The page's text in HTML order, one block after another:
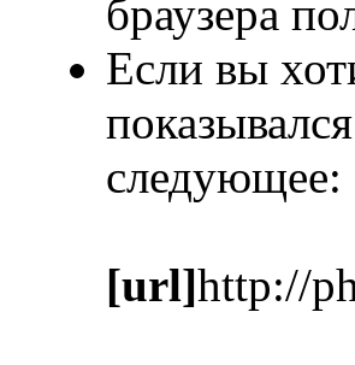
браузера
Если вы
следующее:
[url]http://